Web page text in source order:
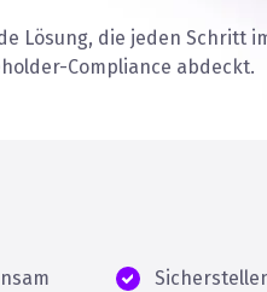
Lösung, die jeden Schritt
Compliance abdeckt.